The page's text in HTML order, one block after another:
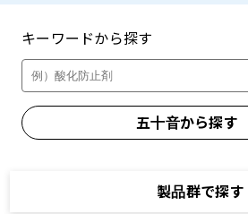
キーワードから探す
五十音から探す
製品群で探す